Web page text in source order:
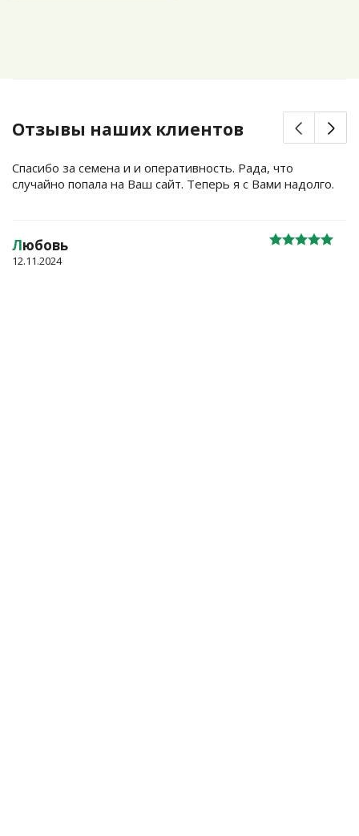
Отзывы наших клиентов
Спасибо за семена и и оперативность. Рада, что
случайно попала на Ваш сайт. Теперь я с Вами надолго.
Любовь
12.11.2024